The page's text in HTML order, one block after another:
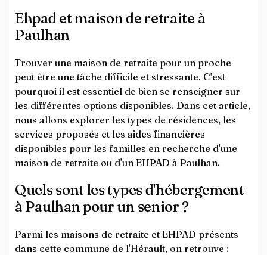
Ehpad et maison de retraite à
Paulhan
Trouver une maison de retraite pour un proche
peut être une tâche difficile et stressante. C'est
pourquoi il est essentiel de bien se renseigner sur
les différentes options disponibles. Dans cet article,
nous allons explorer les types de résidences, les
services proposés et les aides financières
disponibles pour les familles en recherche d'une
maison de retraite ou d'un EHPAD à Paulhan.
Quels sont les types d'hébergement
à Paulhan pour un senior ?
Parmi les maisons de retraite et EHPAD présents
dans cette commune de l'Hérault, on retrouve :